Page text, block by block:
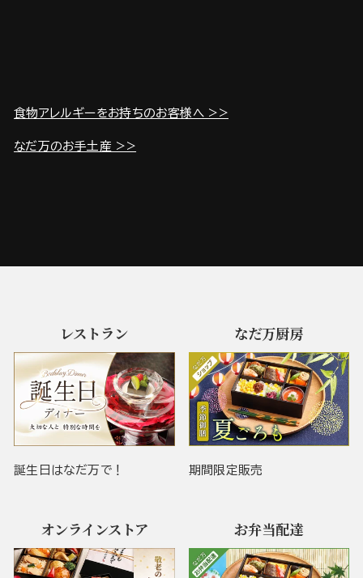
食物アレルギーをお持ちのお客様へ >>
なだ万のお手土産 >>
レストラン
誕生日はなだ万で！
なだ万厨房
期間限定販売
オンラインストア お弁当配達